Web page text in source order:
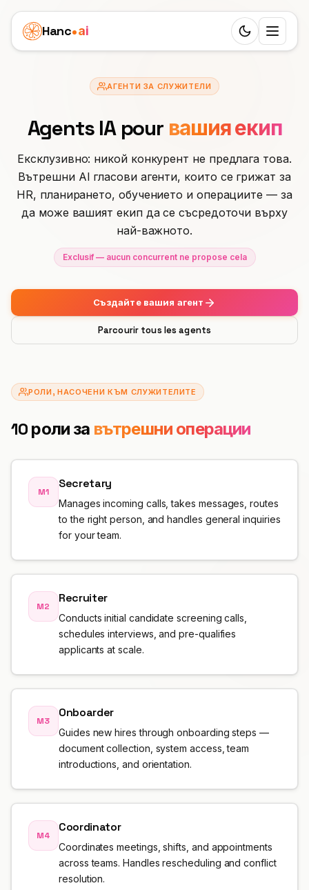
Hanc ai
Switch to
Преглед
Функции
Workflow
25 езика
SIP транкове
Интеграции
Сигурност и GDPR
Разположи Hanc AI в своя Azure абонамент
ЗДРАВЕОПАЗВАНЕ
Зъболекар
Лекар
Физиотерапия
Салон за красота
Автосервиз
Ресторант
Хотел
Електронна търговия
Управление на имоти
Телекомуникации
Автошкола
Погребално бюро
Агенция
Недвижими имоти
Застраховане
Подбор на персонал
SaaS
Бизнес казуси
Детска клиника
Агенция за недвижими имоти
Грижа за възрастни хора
Погребална агенция
Частна практика
Премиум хотелиерство
Адвокатска кантора
Цени
Ресурси
Блог
ROI калкулатор
Дневник на промените
Партньори
Партньорска програма
Изпълнителен партньор
България
Създай агент
АГЕНТИ ЗА СЛУЖИТЕЛИ
Agents IA pour вашия екип
Ексклузивно: никой конкурент не предлага това.
Вътрешни AI гласови агенти, които се грижат за
HR, планирането, обучението и операциите — за
да може вашият екип да се съсредоточи върху
най-важното.
Exclusif — aucun concurrent ne propose cela
Създайте вашия агент
Parcourir tous les agents
РОЛИ, НАСОЧЕНИ КЪМ СЛУЖИТЕЛИТЕ
10 роли за вътрешни операции
M1
Secretary
Manages incoming calls, takes messages, routes
to the right person, and handles general inquiries
for your team.
M2
Recruiter
Conducts initial candidate screening calls,
schedules interviews, and pre-qualifies
applicants at scale.
M3
Onboarder
Guides new hires through onboarding steps —
document collection, system access, team
introductions, and orientation.
M4
Coordinator
Coordinates meetings, shifts, and appointments
across teams. Handles rescheduling and conflict
resolution.